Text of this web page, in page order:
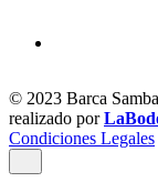
© 2023 Barca
realizado por
Condiciones Legales